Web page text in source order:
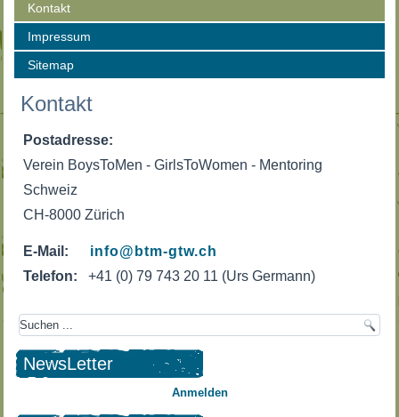
Kontakt
Impressum
Sitemap
Kontakt
Postadresse:
Verein BoysToMen - GirlsToWomen - Mentoring
Schweiz
CH-8000 Zürich
E-Mail:
info@btm-gtw.ch
Telefon: +41 (0) 79 743 20 11 (Urs Germann)
NewsLetter
Anmelden